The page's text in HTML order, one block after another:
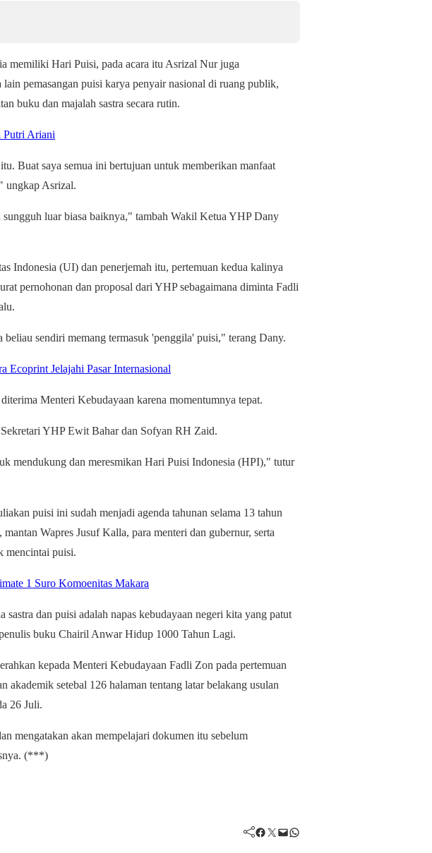
memiliki Hari Puisi, pada acara itu Asrizal Nur juga
pemasangan puisi karya penyair nasional di ruang publik,
buku dan majalah sastra secara rutin.
Putri Ariani
Buat saya semua ini bertujuan untuk memberikan manfaat
ungkap Asrizal.
luar biasa baiknya," tambah Wakil Ketua YHP Dany
Indonesia (UI) dan penerjemah itu, pertemuan kedua kalinya
pernohonan dan proposal dari YHP sebagaimana diminta Fadli
sendiri memang termasuk 'penggila' puisi," terang Dany.
Jelajahi Pasar Internasional
Menteri Kebudayaan karena momentumnya tepat.
YHP Ewit Bahar dan Sofyan RH Zaid.
mendukung dan meresmikan Hari Puisi Indonesia (HPI)," tutur
puisi ini sudah menjadi agenda tahunan selama 13 tahun
Wapres Jusuf Kalla, para menteri dan gubernur, serta
mencintai puisi.
1 Suro Komoenitas Makara
dan puisi adalah napas kebudayaan negeri kita yang patut
buku Chairil Anwar Hidup 1000 Tahun Lagi.
kepada Menteri Kebudayaan Fadli Zon pada pertemuan
akademik setebal 126 halaman tentang latar belakang usulan
26 Juli.
mengatakan akan mempelajari dokumen itu sebelum
(***)
Facebook Twitter Mail WhatsApp